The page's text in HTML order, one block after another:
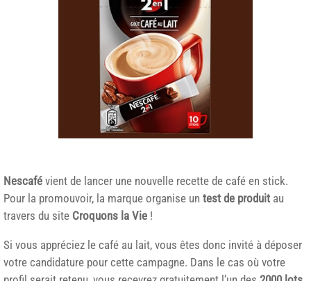
Nescafé vient de lancer une nouvelle recette de café en stick.
Pour la promouvoir, la marque organise un test de produit au
travers du site Croquons la Vie !
Si vous appréciez le café au lait, vous êtes donc invité à déposer
votre candidature pour cette campagne. Dans le cas où votre